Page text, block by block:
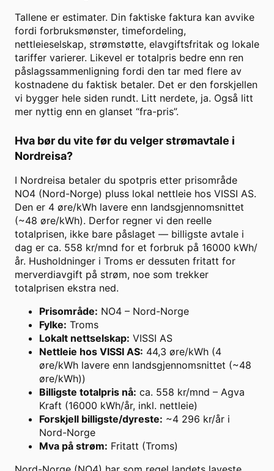
Tallene er estimater. Din faktiske faktura kan avvike
fordi forbruksmønster, timefordeling,
nettleieselskap, strømstøtte, elavgiftsfritak og lokale
tariffer varierer. Likevel er totalpris bedre enn ren
påslagssammenligning fordi den tar med flere av
kostnadene du faktisk betaler. Det er den forskjellen
vi bygger hele siden rundt. Litt nerdete, ja. Også litt
mer nyttig enn en glanset “fra-pris”.
Hva bør du vite før du velger strømavtale i
Nordreisa?
I Nordreisa betaler du spotpris etter prisområde
NO4 (Nord-Norge) pluss lokal nettleie hos VISSI AS.
Den er 4 øre/kWh lavere enn landsgjennomsnittet
(~48 øre/kWh). Derfor regner vi den reelle
totalprisen, ikke bare påslaget — billigste avtale i
dag er ca. 558 kr/mnd for et forbruk på 16000 kWh/
år. Husholdninger i Troms er dessuten fritatt for
merverdiavgift på strøm, noe som trekker
totalprisen ekstra ned.
Prisområde: NO4 – Nord-Norge
Fylke: Troms
Lokalt nettselskap: VISSI AS
Nettleie hos VISSI AS: 44,3 øre/kWh (4
øre/kWh lavere enn landsgjennomsnittet (~48
øre/kWh))
Billigste totalpris nå: ca. 558 kr/mnd – Agva
Kraft (16000 kWh/år, inkl. nettleie)
Forskjell billigste/dyreste: ~4 296 kr/år i
Nord-Norge
Mva på strøm: Fritatt (Troms)